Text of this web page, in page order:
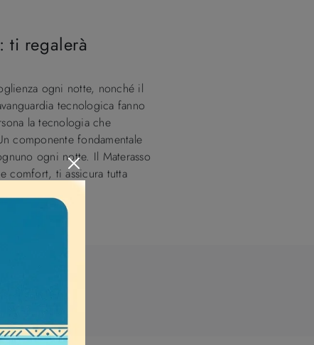
ti regalerà
ogni notte, nonché il
tecnologica fanno
la tecnologia che
componente fondamentale
ogni notte. Il Materasso
comfort, ti assicura tutta